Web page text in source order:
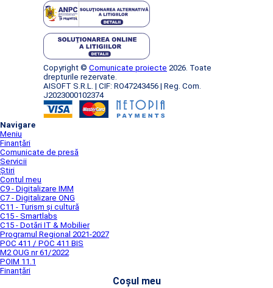
Copyright © Comunicate proiecte 2026. Toate
drepturile rezervate.
AISOFT S.R.L. | CIF: RO47243456 | Reg. Com.
J2023000102374
Navigare
Meniu
Finanțări
Comunicate de presă
Servicii
Știri
Contul meu
C9 - Digitalizare IMM
C7 - Digitalizare ONG
C11 - Turism și cultură
C15 - Smartlabs
C15 - Dotări IT & Mobilier
Programul Regional 2021-2027
POC 411 / POC 411 BIS
M2 OUG nr 61/2022
POIM 11.1
Finanțări
Coșul meu